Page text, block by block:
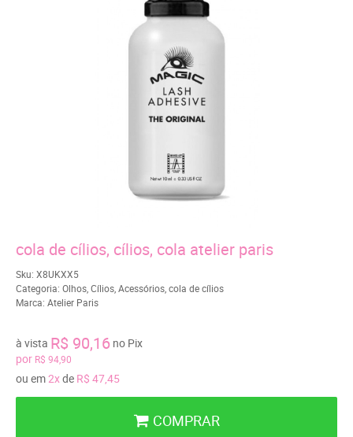
cola de cílios, cílios, cola atelier paris
Sku: X8UKXX5
Categoria: Olhos Cílios Acessórios cola de cílios
Marca: Atelier Paris
por R$ 94,90
à vista R$ 90,16 no Pix
ou em2xde R$ 47,45
COMPRAR